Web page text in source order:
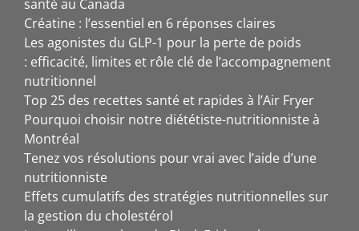
santé au Canada
Créatine : l’essentiel en 6 réponses claires
Les agonistes du GLP-1 pour la perte de poids
: efficacité, limites et rôle clé de l’accompagnement
nutritionnel
Top 25 des recettes santé et rapides à l’Air Fryer
Pourquoi choisir notre diététiste-nutritionniste à
Montréal
Tenez vos résolutions pour vrai avec l’aide d’une
nutritionniste
Effets cumulatifs des stratégies nutritionnelles sur
la gestion du cholestérol